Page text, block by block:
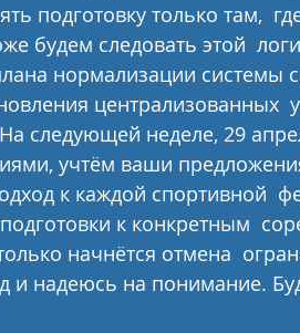
подготовку только там,
будем следовать этой
нормализации системы
централизованных
следующей неделе, 29
учтём ваши
к каждой спортивной
к конкретным
начнётся отмена
и надеюсь на понимание.